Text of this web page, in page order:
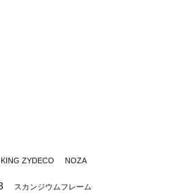
KING ZYDECO NOZA
スカンジウムフレーム